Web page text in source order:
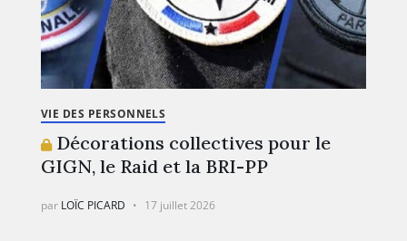
VIE DES PERSONNELS
Décorations collectives pour le
GIGN, le Raid et la BRI-PP
par LOÏC PICARD 17 juillet 2026